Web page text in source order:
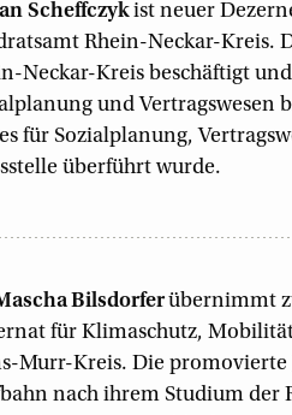
Scheffczykist neuer
Rhein-Neckar-Kreis.
Neckar-Kreis beschäftigt
und Vertragswesen
für Sozialplanung,
überführt wurde.
Bilsdorferübernimmt
für Klimaschutz,
Murr-Kreis. Die
nach ihrem Studium der